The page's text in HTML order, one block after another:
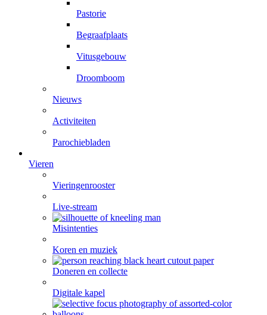
Pastorie
Begraafplaats
Vitusgebouw
Droomboom
Nieuws
Activiteiten
Parochiebladen
Vieren
Vieringenrooster
Live-stream
Misintenties
Koren en muziek
Doneren en collecte
Digitale kapel